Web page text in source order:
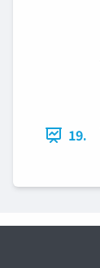
19.